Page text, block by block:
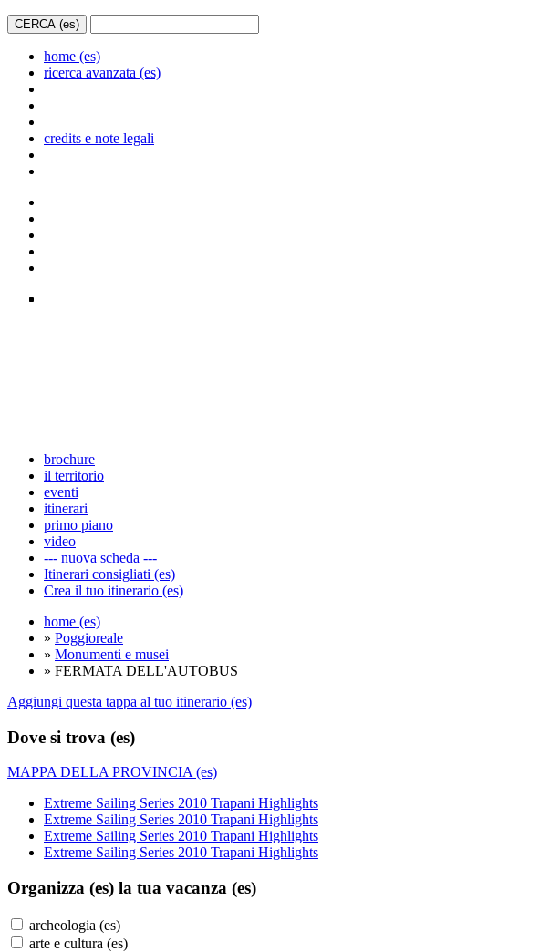
home (es)
ricerca avanzata (es)
credits e note legali
brochure
il territorio
eventi
itinerari
primo piano
video
--- nuova scheda ---
Itinerari consigliati (es)
Crea il tuo itinerario (es)
home (es)
» Poggioreale
» Monumenti e musei
» FERMATA DELL'AUTOBUS
Aggiungi questa tappa al tuo itinerario (es)
Dove si trova (es)
MAPPA DELLA PROVINCIA (es)
Extreme Sailing Series 2010 Trapani Highlights
Extreme Sailing Series 2010 Trapani Highlights
Extreme Sailing Series 2010 Trapani Highlights
Extreme Sailing Series 2010 Trapani Highlights
Organizza (es) la tua vacanza (es)
archeologia (es)
arte e cultura (es)